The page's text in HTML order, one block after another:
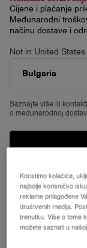
ispunjavanjem donjeg
Koristimo kolačiće,
najbolje korisničko
reklame prilagođene
društvenih medija.
trenutku. Više o tome
možete saznati u
Cijene i plaćanje
Međunarodni
načinu dostave i
Not in United
Saznajte više ili
o međunarodnoj